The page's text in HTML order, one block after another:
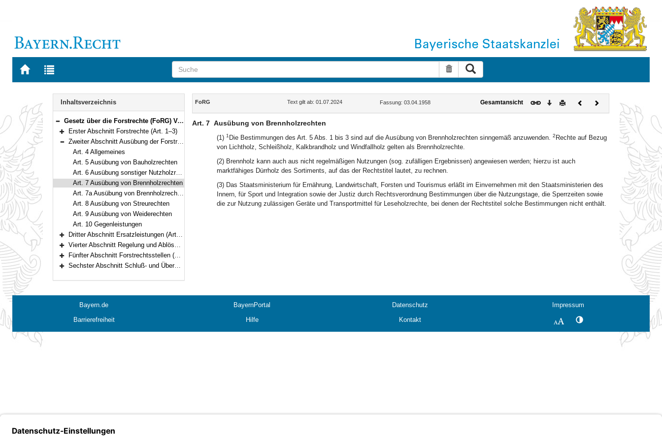
Zur
BAYERN.RECHT
Zur
letzten
Suche zurücksetzen
Navigation
Inhaltsverzeichnis
Bereich reduzieren
Gesetz über die Forstrechte (FoRG) Vom 3. April 1958 (BayRS V S. 536) BayRS 7902-7-L (Art. 1–52)
Bereich erweitern
Erster Abschnitt Forstrechte (Art. 1–3)
Bereich reduzieren
Zweiter Abschnitt Ausübung der Forstrechte (Art. 4–10)
Art. 4 Allgemeines
Art. 5 Ausübung von Bauholzrechten
Art. 6 Ausübung sonstiger Nutzholzrechte
Art. 7 Ausübung von Brennholzrechten
Art. 7a Ausübung von Brennholzrechten im Staatswald
Art. 8 Ausübung von Streurechten
Art. 9 Ausübung von Weiderechten
Art. 10 Gegenleistungen
Bereich erweitern
Dritter Abschnitt Ersatzleistungen (Art. 11–12)
Bereich erweitern
Vierter Abschnitt Regelung und Ablösung von Forstrechten (Art. 13–25)
Bereich erweitern
Fünfter Abschnitt Forstrechtsstellen (Art. 26–47)
Sechster Abschnitt Schluß- und Übergangsbestimmungen (Art. 48–52)
Inhalt
FoRG Text gilt ab: 01.07.2024 Fassung: 03.04.1958 Gesamtansicht Download
DruckenVorherigesNächstes
Dokument
Art. 7 Ausübung von Brennholzrechten
(1) 1 Die Bestimmungen des Art. 5 Abs. 1 bis 3 sind auf die Ausübung von Brennholzrechten sinngemäß anzuwenden. 2 Rechte auf Bezug
von Lichtholz, Schleißholz, Kalkbrandholz und Windfallholz gelten als Brennholzrechte.
(2) Brennholz kann auch aus nicht regelmäßigen Nutzungen (sog. zufälligen Ergebnissen) angewiesen werden; hierzu ist auch
marktfähiges Dürrholz des Sortiments, auf das der Rechtstitel lautet, zu rechnen.
(3) Das Staatsministerium für Ernährung, Landwirtschaft, Forsten und Tourismus erläßt im Einvernehmen mit den Staatsministerien des
Innern, für Sport und Integration sowie der Justiz durch Rechtsverordnung Bestimmungen über die Nutzungstage, die Sperrzeiten sowie
die zur Nutzung zulässigen Geräte und Transportmittel für Leseholzrechte, bei denen der Rechtstitel solche Bestimmungen nicht enthält.
Bayern.de BayernPortal Datenschutz
Impressum
Barrierefreiheit
Hilfe Kontakt SchriftgrößeKontrastwechsel